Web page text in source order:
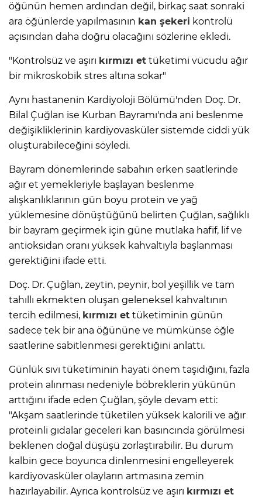
öğünün hemen ardından değil, birkaç saat sonraki
ara öğünlerde yapılmasının kan şekeri kontrolü
açısından daha doğru olacağını sözlerine ekledi.
"Kontrolsüz ve aşırı kırmızı et tüketimi vücudu ağır
bir mikroskobik stres altına sokar"
Aynı hastanenin Kardiyoloji Bölümü'nden Doç. Dr.
Bilal Çuğlan ise Kurban Bayramı'nda ani beslenme
değişikliklerinin kardiyovasküler sistemde ciddi yük
oluşturabileceğini söyledi.
Bayram dönemlerinde sabahın erken saatlerinde
ağır et yemekleriyle başlayan beslenme
alışkanlıklarının gün boyu protein ve yağ
yüklemesine dönüştüğünü belirten Çuğlan, sağlıklı
bir bayram geçirmek için güne mutlaka hafif, lif ve
antioksidan oranı yüksek kahvaltıyla başlanması
gerektiğini ifade etti.
Doç. Dr. Çuğlan, zeytin, peynir, bol yeşillik ve tam
tahıllı ekmekten oluşan geleneksel kahvaltının
tercih edilmesi, kırmızı et tüketiminin günün
sadece tek bir ana öğününe ve mümkünse öğle
saatlerine sabitlenmesi gerektiğini anlattı.
Günlük sıvı tüketiminin hayati önem taşıdığını, fazla
protein alınması nedeniyle böbreklerin yükünün
arttığını ifade eden Çuğlan, şöyle devam etti:
"Akşam saatlerinde tüketilen yüksek kalorili ve ağır
proteinli gıdalar geceleri kan basıncında görülmesi
beklenen doğal düşüşü zorlaştırabilir. Bu durum
kalbin gece boyunca dinlenmesini engelleyerek
kardiyovasküler olayların artmasına zemin
hazırlayabilir. Ayrıca kontrolsüz ve aşırı kırmızı et